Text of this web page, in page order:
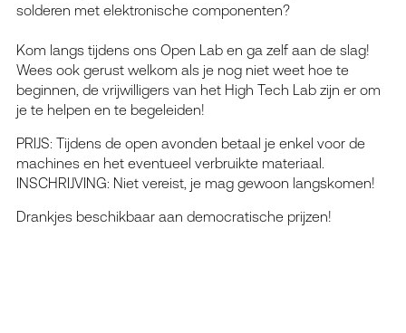
solderen met elektronische componenten?
Kom langs tijdens ons Open Lab en ga zelf aan de slag!
Wees ook gerust welkom als je nog niet weet hoe te
beginnen, de vrijwilligers van het High Tech Lab zijn er om
je te helpen en te begeleiden!
PRIJS: Tijdens de open avonden betaal je enkel voor de
machines en het eventueel verbruikte materiaal.
INSCHRIJVING: Niet vereist, je mag gewoon langskomen!
Drankjes beschikbaar aan democratische prijzen!